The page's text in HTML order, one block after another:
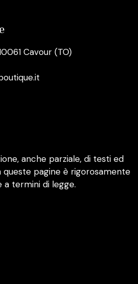
Cavour (TO)
anche parziale, di testi ed
pagine è rigorosamente
termini di legge.